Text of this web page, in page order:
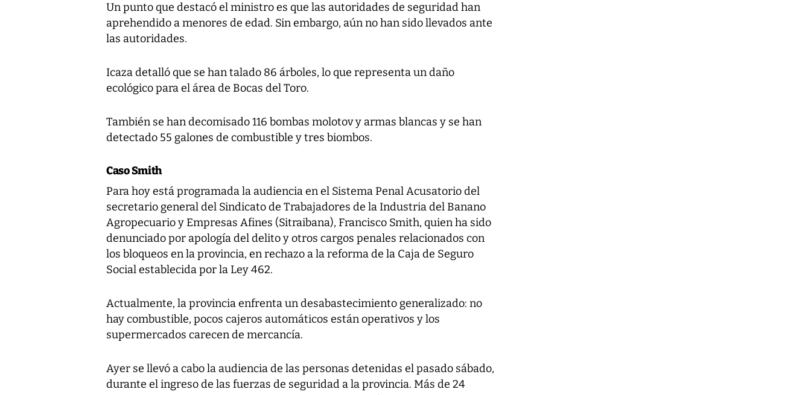
Un punto que destacó el ministro es que las autoridades de seguridad han
aprehendido a menores de edad. Sin embargo, aún no han sido llevados ante
las autoridades.
Icaza detalló que se han talado 86 árboles, lo que representa un daño
ecológico para el área de Bocas del Toro.
También se han decomisado 116 bombas molotov y armas blancas y se han
detectado 55 galones de combustible y tres biombos.
Caso Smith
Para hoy está programada la audiencia en el Sistema Penal Acusatorio del
secretario general del Sindicato de Trabajadores de la Industria del Banano
Agropecuario y Empresas Afines (Sitraibana), Francisco Smith, quien ha sido
denunciado por apología del delito y otros cargos penales relacionados con
los bloqueos en la provincia, en rechazo a la reforma de la Caja de Seguro
Social establecida por la Ley 462.
Actualmente, la provincia enfrenta un desabastecimiento generalizado: no
hay combustible, pocos cajeros automáticos están operativos y los
supermercados carecen de mercancía.
Ayer se llevó a cabo la audiencia de las personas detenidas el pasado sábado,
durante el ingreso de las fuerzas de seguridad a la provincia. Más de 24